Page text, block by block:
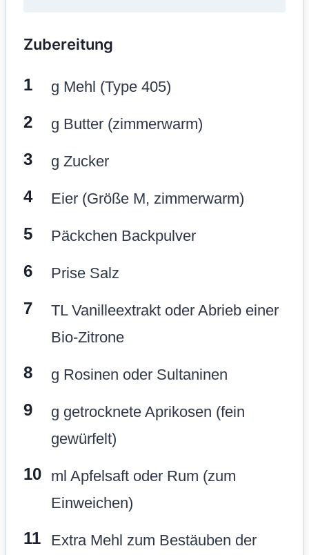
Zubereitung
g Mehl (Type 405)
g Butter (zimmerwarm)
g Zucker
Eier (Größe M, zimmerwarm)
Päckchen Backpulver
Prise Salz
TL Vanilleextrakt oder Abrieb einer
Bio-Zitrone
g Rosinen oder Sultaninen
g getrocknete Aprikosen (fein
gewürfelt)
ml Apfelsaft oder Rum (zum
Einweichen)
Extra Mehl zum Bestäuben der